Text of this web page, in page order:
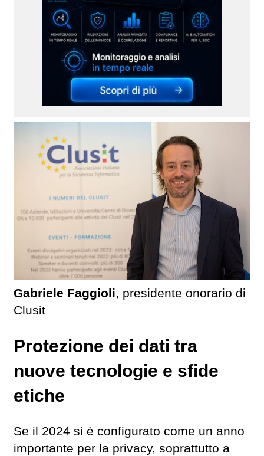
Gabriele Faggioli, presidente onorario di
Clusit
Protezione dei dati tra
nuove tecnologie e sfide
etiche
Se il 2024 si è configurato come un anno
importante per la privacy, soprattutto a